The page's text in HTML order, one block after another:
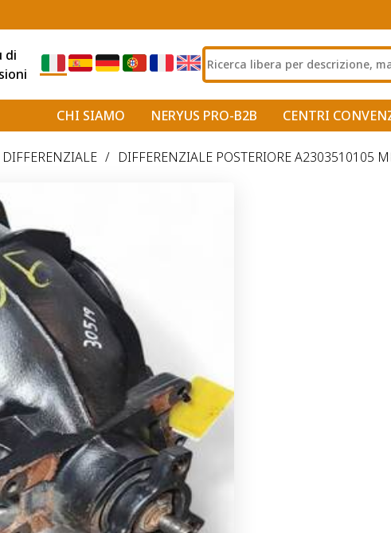
di
CHI SIAMO NERYUS PRO-B2B CENTRI
DIFFERENZIALE / DIFFERENZIALE POSTERIORE A2303510105